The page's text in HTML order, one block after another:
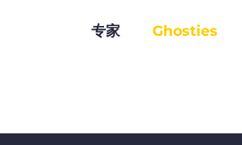
专家 Ghosties